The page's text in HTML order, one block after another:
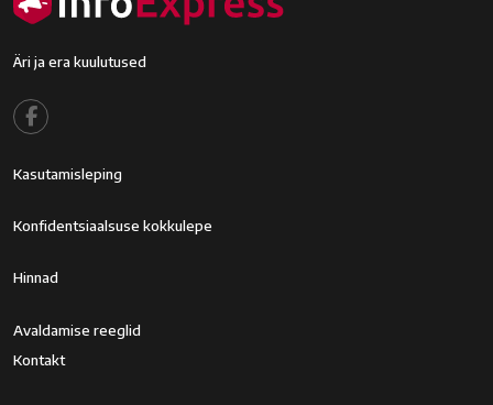
Äri ja era kuulutused
Footer menu
Kasutamisleping
Footer2
Konfidentsiaalsuse kokkulepe
Footer3
Hinnad
Footer4
Avaldamise reeglid
Kontakt